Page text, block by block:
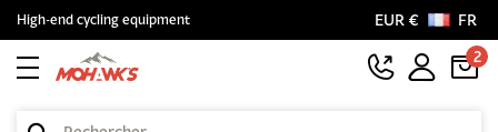
High-end cycling equipment EUR €
FR
2